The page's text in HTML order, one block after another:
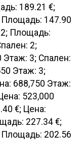
189.21 €;
Площадь: 147.90
2; Площадь:
2;
Этаж: 3; Спален:
Этаж: 3;
688,750 Этаж:
523,000
€; Цена:
227.34 €;
Площадь: 202.56